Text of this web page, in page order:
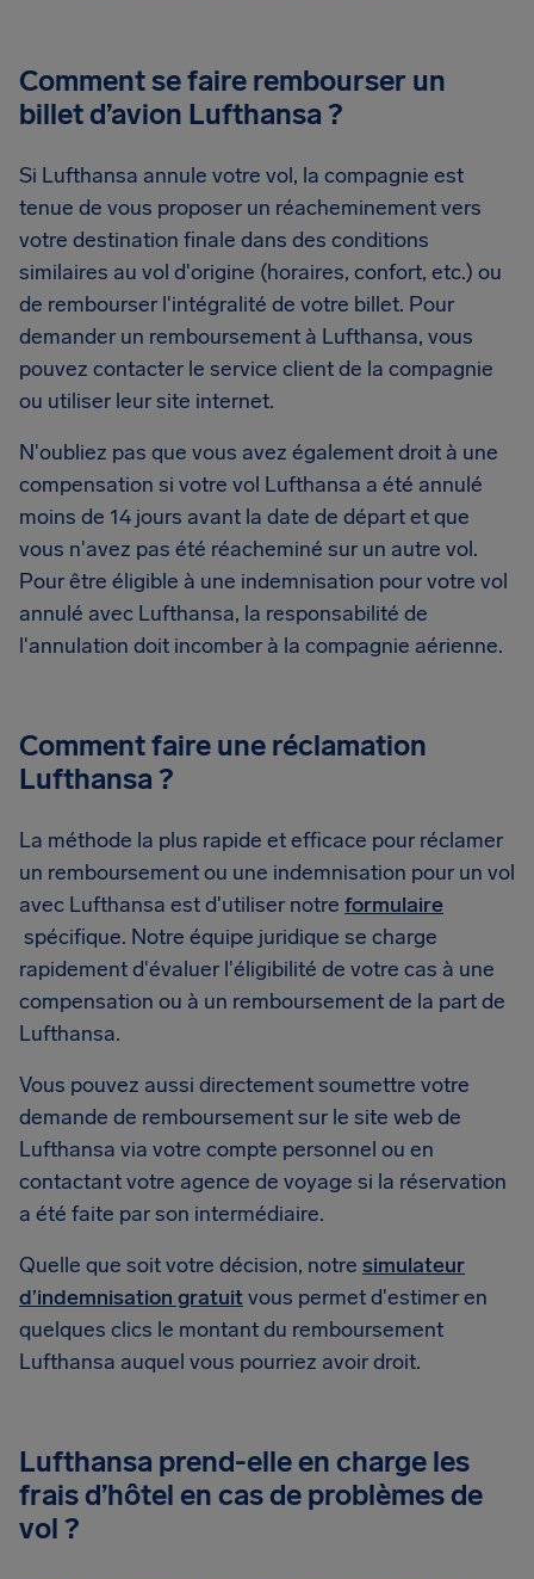
Comment se faire rembourser un
billet d’avion Lufthansa ?
Si Lufthansa annule votre vol, la compagnie est
tenue de vous proposer un réacheminement vers
votre destination finale dans des conditions
similaires au vol d'origine (horaires, confort, etc.) ou
de rembourser l'intégralité de votre billet. Pour
demander un remboursement à Lufthansa, vous
pouvez contacter le service client de la compagnie
ou utiliser leur site internet.
N'oubliez pas que vous avez également droit à une
compensation si votre vol Lufthansa a été annulé
moins de 14 jours avant la date de départ et que
vous n'avez pas été réacheminé sur un autre vol.
Pour être éligible à une indemnisation pour votre vol
annulé avec Lufthansa, la responsabilité de
l'annulation doit incomber à la compagnie aérienne.
Comment faire une réclamation
Lufthansa ?
La méthode la plus rapide et efficace pour réclamer
un remboursement ou une indemnisation pour un vol
avec Lufthansa est d'utiliser notre formulaire
spécifique. Notre équipe juridique se charge
rapidement d'évaluer l'éligibilité de votre cas à une
compensation ou à un remboursement de la part de
Lufthansa.
Vous pouvez aussi directement soumettre votre
demande de remboursement sur le site web de
Lufthansa via votre compte personnel ou en
contactant votre agence de voyage si la réservation
a été faite par son intermédiaire.
Quelle que soit votre décision, notre simulateur
d’indemnisation gratuitvous permet d'estimer en
quelques clics le montant du remboursement
Lufthansa auquel vous pourriez avoir droit.
Lufthansa prend-elle en charge les
frais d’hôtel en cas de problèmes de
vol ?